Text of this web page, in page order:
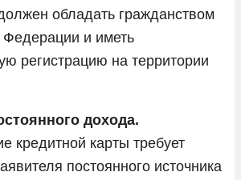
обладать гражданством
Федерации и иметь
регистрацию на территории
дохода.
кредитной карты требует
постоянного источника